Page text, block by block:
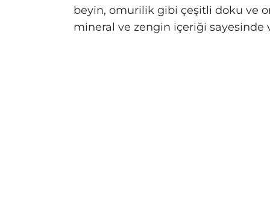
beyin, omurilik gibi çeşitli doku ve
mineral ve zengin içeriği sayesinde